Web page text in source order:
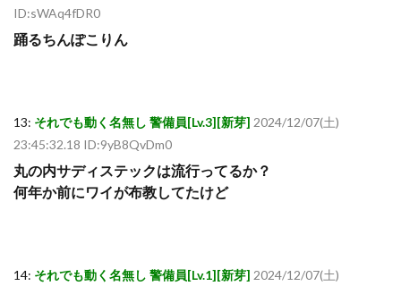
ID:sWAq4fDR0
踊るちんぽこりん
13: それでも動く名無し 警備員[Lv.3][新芽] 2024/12/07(土)
23:45:32.18 ID:9yB8QvDm0
丸の内サディステックは流行ってるか？
何年か前にワイが布教してたけど
14: それでも動く名無し 警備員[Lv.1][新芽] 2024/12/07(土)